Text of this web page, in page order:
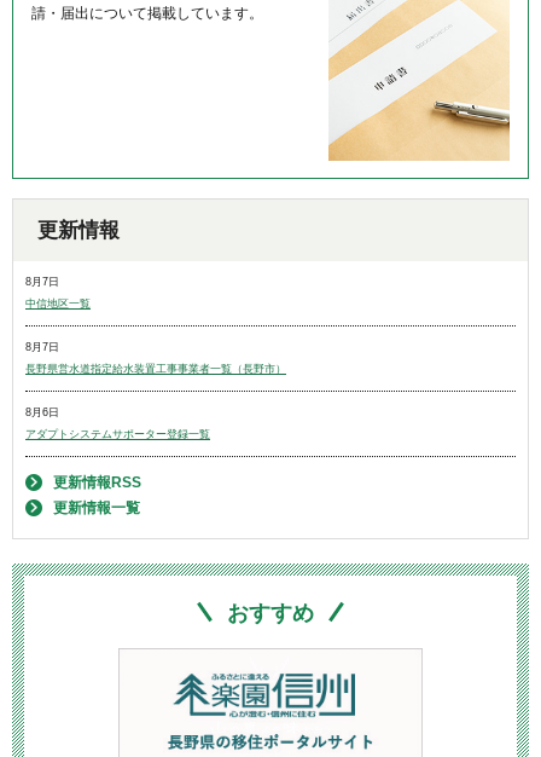
請・届出について掲載しています。
更新情報
8月7日
中信地区一覧
8月7日
長野県営水道指定給水装置工事事業者一覧（長野市）
8月6日
アダプトシステムサポーター登録一覧
更新情報RSS
更新情報一覧
おすすめ